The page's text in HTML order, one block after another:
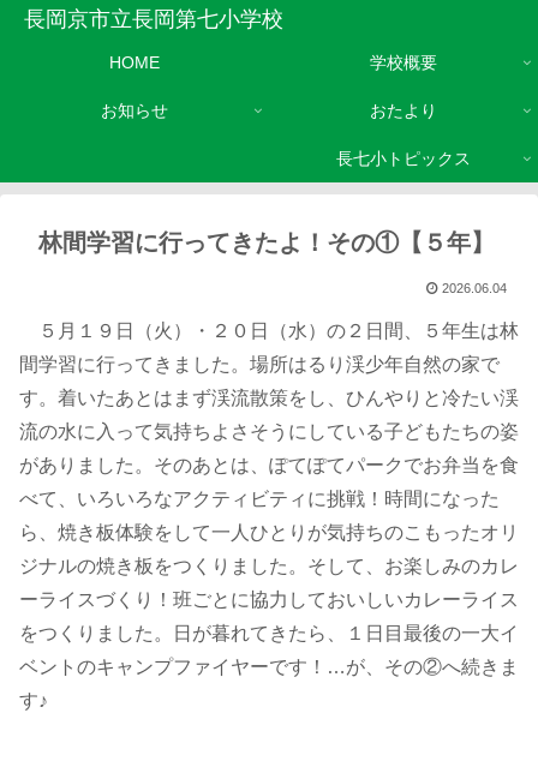
長岡京市立長岡第七小学校
HOME 学校概要
お知らせ おたより
長七小トピックス
林間学習に行ってきたよ！その①【５年】
2026.06.04
５月１９日（火）・２０日（水）の２日間、５年生は林
間学習に行ってきました。場所はるり渓少年自然の家で
す。着いたあとはまず渓流散策をし、ひんやりと冷たい渓
流の水に入って気持ちよさそうにしている子どもたちの姿
がありました。そのあとは、ぽてぽてパークでお弁当を食
べて、いろいろなアクティビティに挑戦！時間になった
ら、焼き板体験をして一人ひとりが気持ちのこもったオリ
ジナルの焼き板をつくりました。そして、お楽しみのカレ
ーライスづくり！班ごとに協力しておいしいカレーライス
をつくりました。日が暮れてきたら、１日目最後の一大イ
ベントのキャンプファイヤーです！…が、その②へ続きま
す♪